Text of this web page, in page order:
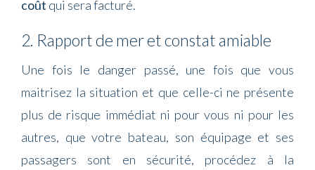
coût qui sera facturé.
2. Rapport de mer et constat amiable
Une fois le danger passé, une fois que vous
maitrisez la situation et que celle-ci ne présente
plus de risque immédiat ni pour vous ni pour les
autres, que votre bateau, son équipage et ses
passagers sont en sécurité, procédez à la